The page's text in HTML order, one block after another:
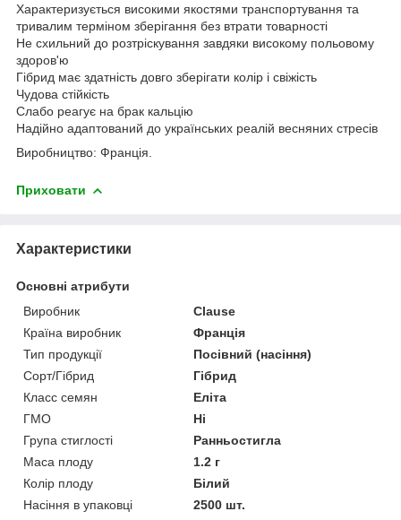
Характеризується високими якостями транспортування та
тривалим терміном зберігання без втрати товарності
Не схильний до розтріскування завдяки високому польовому
здоров'ю
Гібрид має здатність довго зберігати колір і свіжість
Чудова стійкість
Слабо реагує на брак кальцію
Надійно адаптований до українських реалій весняних стресів
Виробництво: Франція.
Приховати
Характеристики
Основні атрибути
Виробник
Clause
Країна виробник
Франція
Тип продукції
Посівний (насіння)
Сорт/Гібрид
Гібрид
Класс семян
Еліта
ГМО
Ні
Група стиглості
Ранньостигла
Маса плоду
1.2 г
Колір плоду
Білий
Насіння в упаковці
2500 шт.